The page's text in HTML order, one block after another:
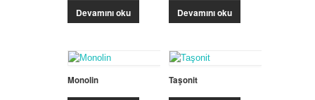
Devamını oku Devamını oku
Monolin Taşonit